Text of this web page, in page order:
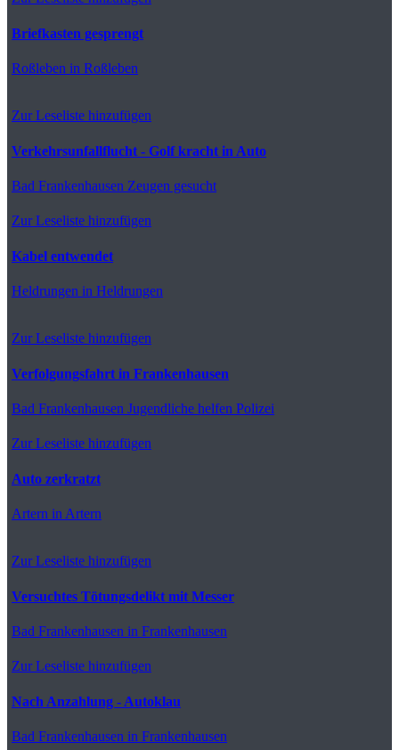
Briefkasten gesprengt
Roßleben in Roßleben
Zur Leseliste hinzufügen
Verkehrsunfallflucht - Golf kracht in Auto
Bad Frankenhausen Zeugen gesucht
Zur Leseliste hinzufügen
Kabel entwendet
Heldrungen in Heldrungen
Zur Leseliste hinzufügen
Verfolgungsfahrt in Frankenhausen
Bad Frankenhausen Jugendliche helfen Polizei
Zur Leseliste hinzufügen
Auto zerkratzt
Artern in Artern
Zur Leseliste hinzufügen
Versuchtes Tötungsdelikt mit Messer
Bad Frankenhausen in Frankenhausen
Zur Leseliste hinzufügen
Nach Anzahlung - Autoklau
Bad Frankenhausen in Frankenhausen